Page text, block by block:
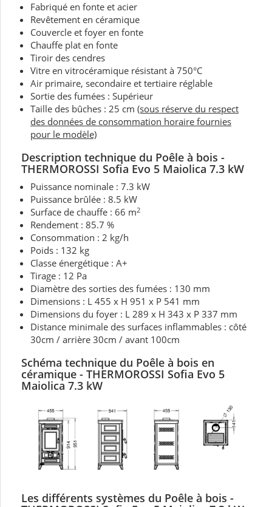
Fabriqué en fonte et acier
Revêtement en céramique
Couvercle et foyer en fonte
Chauffe plat en fonte
Tiroir des cendres
Vitre en vitrocéramique résistant à 750°C
Air primaire, secondaire et tertiaire réglable
Sortie des fumées : Supérieur
Taille des bûches : 25 cm (sous réserve du respect
des données de consommation horaire fournies
pour le modèle)
Description technique du Poêle à bois -
THERMOROSSI Sofia Evo 5 Maiolica 7.3 kW
Puissance nominale : 7.3 kW
Puissance brûlée : 8.5 kW
Surface de chauffe : 66 m2
Rendement : 85.7 %
Consommation : 2 kg/h
Poids : 132 kg
Classe énergétique : A+
Tirage : 12 Pa
Diamètre des sorties des fumées : 130 mm
Dimensions : L 455 x H 951 x P 541 mm
Dimensions du foyer : L 289 x H 343 x P 337 mm
Distance minimale des surfaces inflammables : côté
30cm / arrière 30cm / avant 100cm
Schéma technique du Poêle à bois en
céramique - THERMOROSSI Sofia Evo 5
Maiolica 7.3 kW
Les différents systèmes du Poêle à bois -